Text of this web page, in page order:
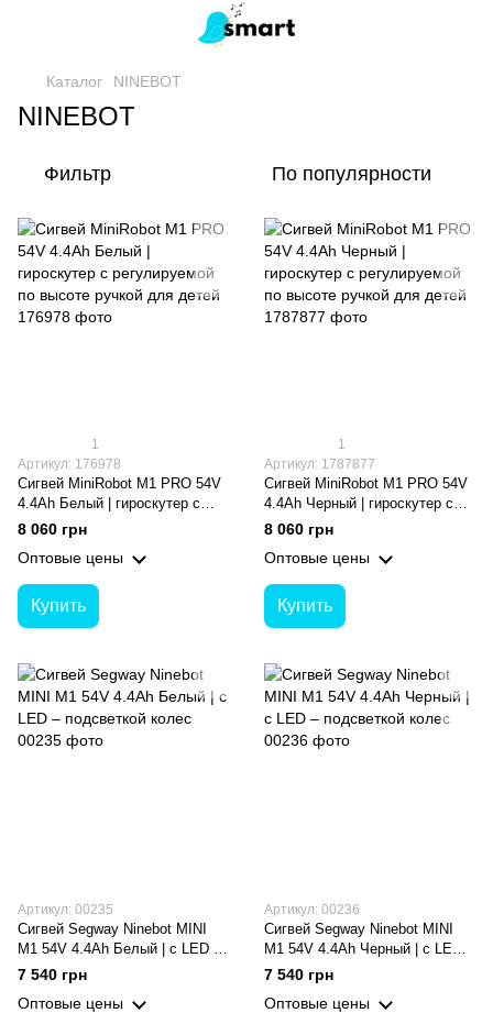
Каталог NINEBOT
NINEBOT
Фильтр По популярности
1
Артикул: 176978
Сигвей MiniRobot M1 PRO 54V
4.4Ah Белый | гироскутер с
регулируемой по высоте
ручкой для детей
8 060 грн
Оптовые цены
Купить
1
Артикул: 1787877
Сигвей MiniRobot M1 PRO 54V
4.4Ah Черный | гироскутер с
регулируемой по высоте
ручкой для детей
8 060 грн
Оптовые цены
Купить
Артикул: 00235
Сигвей Segway Ninebot MINI
M1 54V 4.4Ah Белый | с LED –
подсветкой колес
7 540 грн
Оптовые цены
Артикул: 00236
Сигвей Segway Ninebot MINI
M1 54V 4.4Ah Черный | с LED –
подсветкой колес
7 540 грн
Оптовые цены